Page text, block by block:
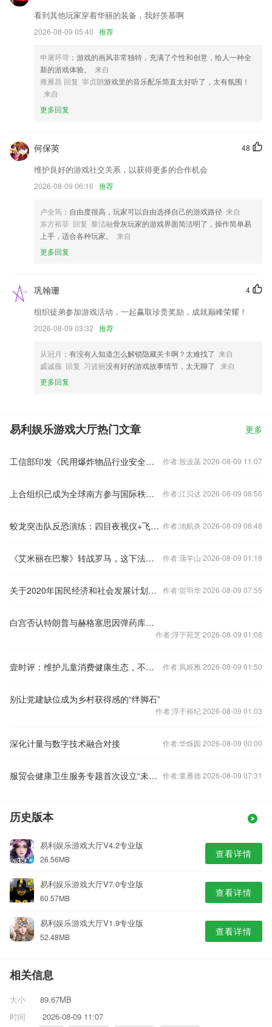
对个人求职模块UI进行了修改
新增手写找字功能
应用商店进行打分评论，说出您的使用经历，以帮助我们更好的对产品进
行优化修改。
解决天气显示问题
新增图片加水印
联系我们
以上就是易利娱乐游戏大厅的介绍，如果您喜欢这款软件，您可以到应用
商店进行打分评论，说出您的使用经历，以帮助我们更好的对产品进行优
看到其他玩家穿着华丽的装备，我好羡慕啊
2026-08-09 05:40 推荐
申屠环苛 ：游戏的画风非常独特，充满了个性和创意，给人一种全
新的游戏体验。
来自
雍雁昌 回复 宰贞朗游戏里的音乐配乐简直太好听了，太有氛围！
来自
更多回复
48
何保英
维护良好的游戏社交关系，以获得更多的合作机会
2026-08-09 06:16 推荐
卢全筠 ：自由度很高，玩家可以自由选择自己的游戏路径 来自
东方裕菲 回复 黎洁融骨灰玩家的游戏界面简洁明了，操作简单易
上手，适合各种玩家。
来自
更多回复
4
巩翰珊
组织徒弟参加游戏活动，一起赢取珍贵奖励，成就巅峰荣耀！
2026-08-09 03:32 推荐
从冠月 ：有没有人知道怎么解锁隐藏关卡啊？太难找了 来自
戚诚薇 回复 习波丽没有好的游戏故事情节，太无聊了
来自
更多回复
易利娱乐游戏大厅热门文章 更多
工信部印发《民用爆炸物品行业安全发展“十五五”规划》 作者:殷波菡 2026-08-09 11:07
上合组织已成为全球南方参与国际秩序重塑的重要平台——访埃及外交事务委员会主任萨阿德 作者:江贝达 2026-08-09 08:56
蛟龙突击队反恐演练：四目夜视仪+飞行头盔亮眼 作者:池航炎 2026-08-09 08:48
《艾米丽在巴黎》转战罗马，这下法国人舍不得了 作者:蒲学山 2026-08-09 01:18
关于2020年国民经济和社会发展计划执行情况与2021年国民经济和社会发展计划草案的报告（摘要） 作者:贺羽华 2026-08-09 07:55
白宫否认特朗普与赫格塞思因弹药库存短缺发生争执
作者:淳于苑芝 2026-08-09 01:08
壹时评：维护儿童消费健康生态，不是“六一”专属 作者:凤姬雅 2026-08-09 01:50
别让党建缺位成为乡村获得感的“绊脚石”
作者:淳于裕纪 2026-08-09 01:03
深化计量与数字技术融合对接 作者:华烁园 2026-08-09 00:00
服贸会健康卫生服务专题首次设立“未来医疗科技产业前沿展区” 作者:童雁德 2026-08-09 07:31
历史版本
易利娱乐游戏大厅V4.2专业版
26.56MB 查看详情
易利娱乐游戏大厅V7.0专业版
60.57MB 查看详情
易利娱乐游戏大厅V1.9专业版
52.48MB 查看详情
相关信息
大小
89.67MB
时间
2026-08-09 11:07